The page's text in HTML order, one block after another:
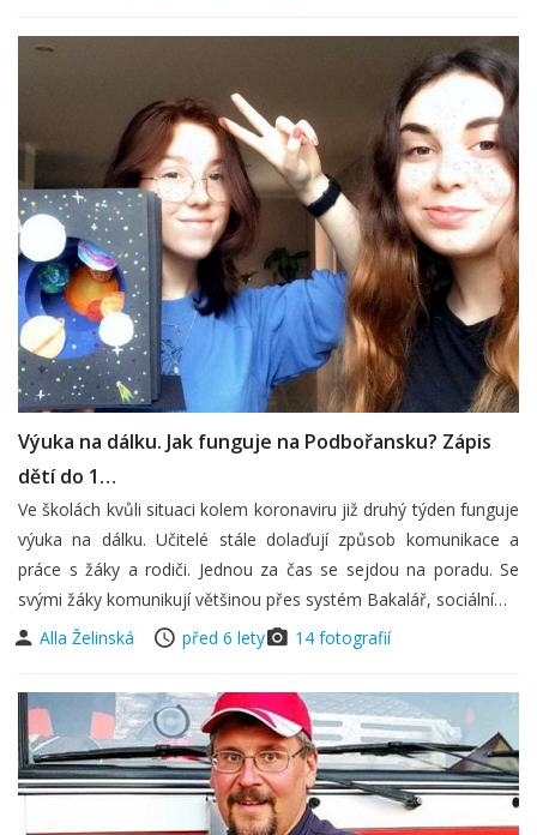
Výuka na dálku. Jak funguje na Podbořansku? Zápis
dětí do 1…
Ve školách kvůli situaci kolem koronaviru již druhý týden funguje
výuka na dálku. Učitelé stále dolaďují způsob komunikace a
práce s žáky a rodiči. Jednou za čas se sejdou na poradu. Se
svými žáky komunikují většinou přes systém Bakalář, sociální…
Alla Želinská
před 6 lety 14 fotografií